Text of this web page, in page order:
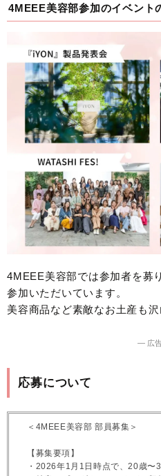
4MEEE美容部参加のイベント
4MEEE美容部では参加者を募
参加いただいています。
美容商品など素敵なお土産も
― 広
応募について
＜4MEEE美容部 部員募集＞
【募集要項】
・2026年1月1日時点で、20歳〜